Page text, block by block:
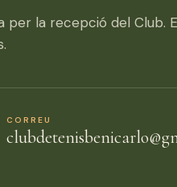
per la recepció del Club.
CORREU